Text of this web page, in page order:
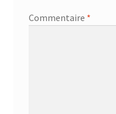
Commentaire *